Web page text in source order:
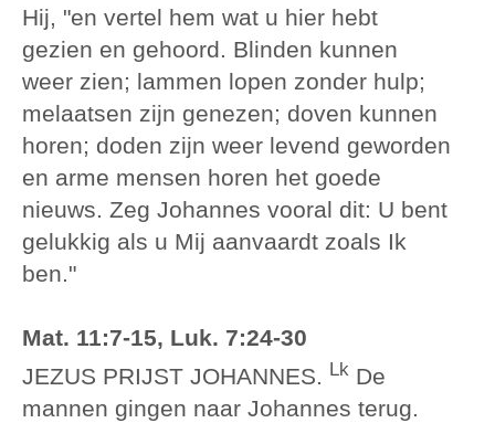
Hij, "en vertel hem wat u hier hebt
gezien en gehoord. Blinden kunnen
weer zien; lammen lopen zonder hulp;
melaatsen zijn genezen; doven kunnen
horen; doden zijn weer levend geworden
en arme mensen horen het goede
nieuws. Zeg Johannes vooral dit: U bent
gelukkig als u Mij aanvaardt zoals Ik
ben."
Mat. 11:7-15, Luk. 7:24-30
JEZUS PRIJST JOHANNES. Lk De
mannen gingen naar Johannes terug.